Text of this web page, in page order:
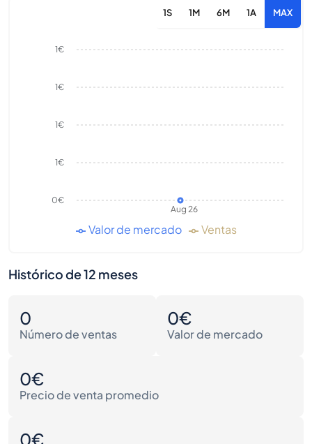
1S 1M 6M 1A MAX
Aug 26
0€
1€
1€
1€
1€
Valor de mercado Ventas
Histórico de 12 meses
0
Número de ventas
0€
Valor de mercado
0€
Precio de venta promedio
0€